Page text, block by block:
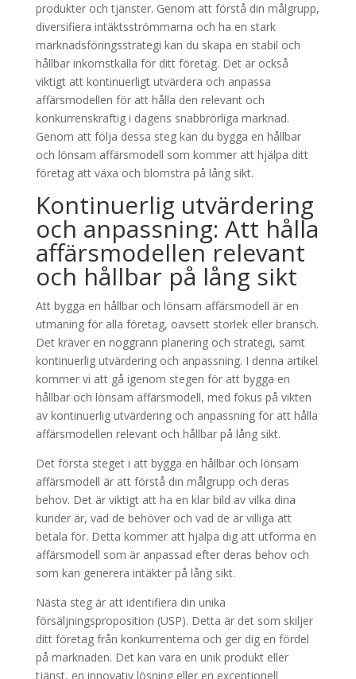
produkter och tjänster. Genom att förstå din målgrupp,
diversifiera intäktsströmmarna och ha en stark
marknadsföringsstrategi kan du skapa en stabil och
hållbar inkomstkälla för ditt företag. Det är också
viktigt att kontinuerligt utvärdera och anpassa
affärsmodellen för att hålla den relevant och
konkurrenskraftig i dagens snabbrörliga marknad.
Genom att följa dessa steg kan du bygga en hållbar
och lönsam affärsmodell som kommer att hjälpa ditt
företag att växa och blomstra på lång sikt.
Kontinuerlig utvärdering
och anpassning: Att hålla
affärsmodellen relevant
och hållbar på lång sikt
Att bygga en hållbar och lönsam affärsmodell är en
utmaning för alla företag, oavsett storlek eller bransch.
Det kräver en noggrann planering och strategi, samt
kontinuerlig utvärdering och anpassning. I denna artikel
kommer vi att gå igenom stegen för att bygga en
hållbar och lönsam affärsmodell, med fokus på vikten
av kontinuerlig utvärdering och anpassning för att hålla
affärsmodellen relevant och hållbar på lång sikt.
Det första steget i att bygga en hållbar och lönsam
affärsmodell är att förstå din målgrupp och deras
behov. Det är viktigt att ha en klar bild av vilka dina
kunder är, vad de behöver och vad de är villiga att
betala för. Detta kommer att hjälpa dig att utforma en
affärsmodell som är anpassad efter deras behov och
som kan generera intäkter på lång sikt.
Nästa steg är att identifiera din unika
försäljningsproposition (USP). Detta är det som skiljer
ditt företag från konkurrenterna och ger dig en fördel
på marknaden. Det kan vara en unik produkt eller
tjänst, en innovativ lösning eller en exceptionell